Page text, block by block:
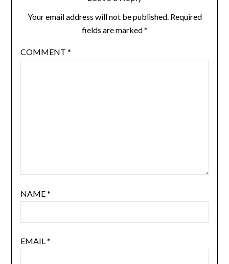
Your email address will not be published. Required
fields are marked*
COMMENT *
NAME*
EMAIL*